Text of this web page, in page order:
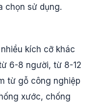
chọn sử dụng.
kích cỡ khác
6-8 người, từ 8-12
từ gỗ công nghiệp
xước, chống